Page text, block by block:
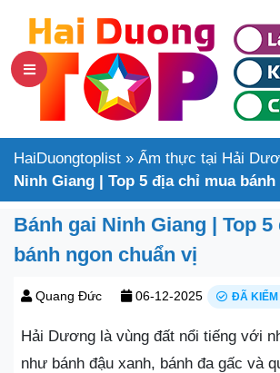
HaiDuongtoplist » Ẩm thực tại Hải
Ninh Giang | Top 5 địa chỉ mua
Bánh gai Ninh Giang | Top
bánh ngon chuẩn vị
Quang Đức 06-12-2025 ĐÃ KIỂM
Hải Dương là vùng đất nổi tiếng với
như bánh đậu xanh, bánh đa gấc và